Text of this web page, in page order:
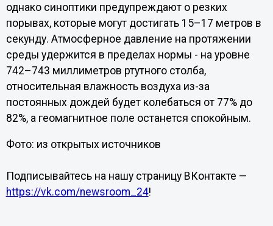
однако синоптики предупреждают о резких
порывах, которые могут достигать 15–17 метров в
секунду. Атмосферное давление на протяжении
среды удержится в пределах нормы - на уровне
742–743 миллиметров ртутного столба,
относительная влажность воздуха из-за
постоянных дождей будет колебаться от 77% до
82%, а геомагнитное поле останется спокойным.
Фото: из открытых источников
Подписывайтесь на нашу страницу ВКонтакте —
https://vk.com/newsroom_24!